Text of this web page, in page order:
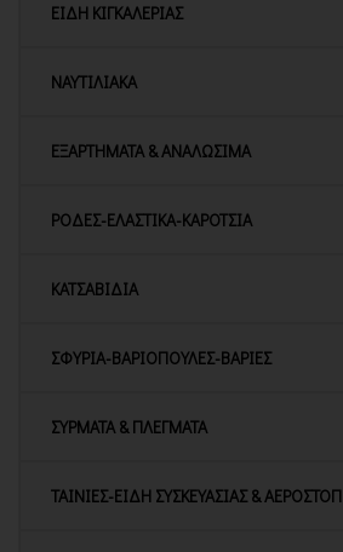
ΕΙΔΗ ΚΙΓΚΑΛΕΡΙΑΣ
ΝΑΥΤΙΛΙΑΚΑ
ΕΞΑΡΤΗΜΑΤΑ & ΑΝΑΛΩΣΙΜΑ
ΡΟΔΕΣ-ΕΛΑΣΤΙΚΑ-ΚΑΡΟΤΣΙΑ
ΚΑΤΣΑΒΙΔΙΑ
ΣΦΥΡΙΑ-ΒΑΡΙΟΠΟΥΛΕΣ-ΒΑΡΙΕΣ
ΣΥΡΜΑΤΑ & ΠΛΕΓΜΑΤΑ
ΤΑΙΝΙΕΣ-ΕΙΔΗ ΣΥΣΚΕΥΑΣΙΑΣ & ΑΕΡΟΣΤΟΠ